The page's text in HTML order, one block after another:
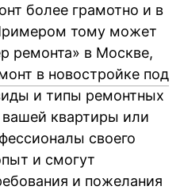
более грамотно и в
тому может
ремонта» в Москве,
в новостройке под
и типы ремонтных
квартиры или
своего
и смогут
и пожелания